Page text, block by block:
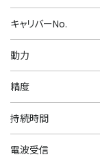
キャリバーNo.
動力
精度
持続時間
電波受信